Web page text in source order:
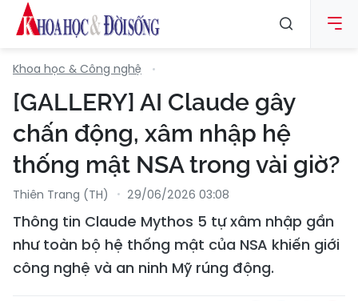
Khoa học & Công nghệ
[GALLERY] AI Claude gây
chấn động, xâm nhập hệ
thống mật NSA trong vài giờ?
Thiên Trang (TH) 29/06/2026 03:08
Thông tin Claude Mythos 5 tự xâm nhập gần
như toàn bộ hệ thống mật của NSA khiến giới
công nghệ và an ninh Mỹ rúng động.